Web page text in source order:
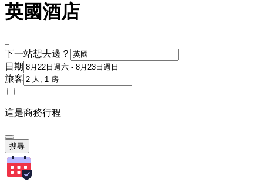
英國酒店
下一站想去邊？
日期
旅客
這是商務行程
搜尋